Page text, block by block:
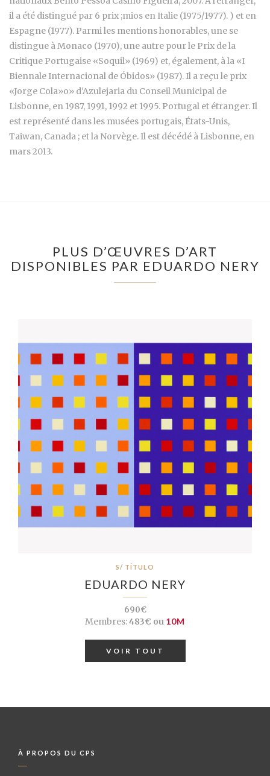
il a été distingué par 6 prix ;mios en Italie (1975/1977). ) et en
Espagne (1977). Parmi les mentions honorables, une se
distingue à Monaco (1970), une autre pour le Prix de la
Critique Portugaise «Soquil» (1969) et, également, à la «I
Biennale Internacional de Óbidos» (1987). Il a reçu le prix
«Jorge Cola»o» d'Azulejaria du Conseil Municipal de
Lisbonne, en 1987, 1991, 1992 et 1995. Portugal et étranger. Il
est représenté dans les musées portugais, États-Unis,
Taiwan, Canada ; et la Norvège. Il est décédé à Lisbonne, en
mars 2013.
PLUS D’ŒUVRES D’ART
DISPONIBLES PAR EDUARDO NERY
S/ TÍTULO
EDUARDO NERY
690€
Membres:483€ ou 10M
VOIR TOUT
À PROPOS DU CPS